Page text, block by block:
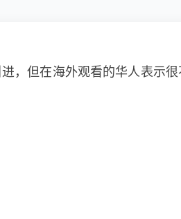
，但在海外观看的华人表示